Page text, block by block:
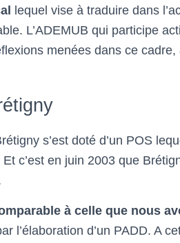
lequel vise à traduire dans
L’ADEMUB qui participe
menées dans ce
s’est doté d’un POS
c’est en juin 2003 que
à celle que nous
l’élaboration d’un PADD. A